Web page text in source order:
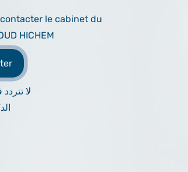
le cabinet du
HICHEM
لا